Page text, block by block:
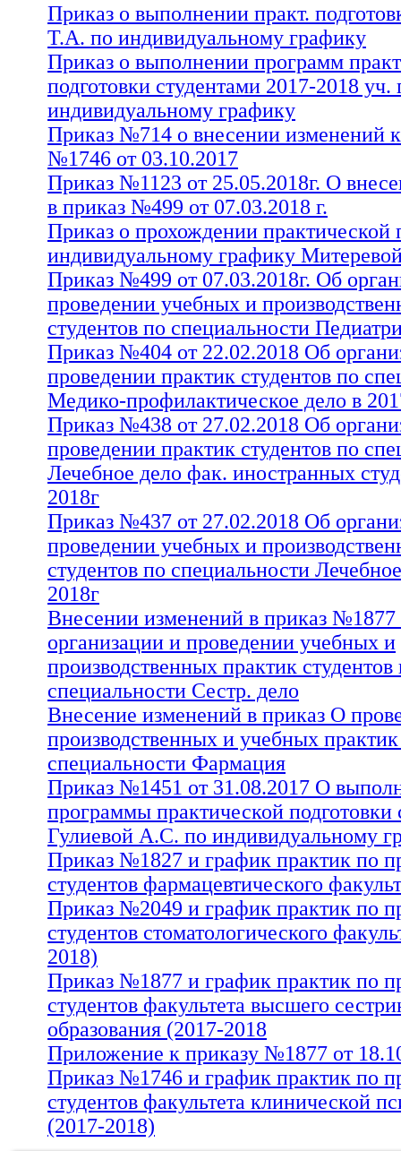
Приказ о выполнении практ.
Т.А. по индивидуальному графику
Приказ о выполнении программ
подготовки студентами 2017-2018 уч.
индивидуальному графику
Приказ №714 о внесении изменений
№1746 от 03.10.2017
Приказ №1123 от 25.05.2018г. О
в приказ №499 от 07.03.2018 г.
Приказ о прохождении практической
индивидуальному графику
Приказ №499 от 07.03.2018г. Об
проведении учебных и
студентов по специальности
Приказ №404 от 22.02.2018 Об
проведении практик студентов по
Медико-профилактическое дело в
Приказ №438 от 27.02.2018 Об
проведении практик студентов по
Лечебное дело фак. иностранных
2018г
Приказ №437 от 27.02.2018 Об
проведении учебных и
студентов по специальности
2018г
Внесении изменений в приказ
организации и проведении учебных и
производственных практик студентов
специальности Сестр. дело
Внесение изменений в приказ О
производственных и учебных
специальности Фармация
Приказ №1451 от 31.08.2017 О
программы практической подготовки
Гулиевой А.С. по индивидуальному
Приказ №1827 и график практик по
студентов фармацевтического
Приказ №2049 и график практик по
студентов стоматологического
2018)
Приказ №1877 и график практик по
студентов факультета высшего
образования (2017-2018
Приложение к приказу №1877 от
Приказ №1746 и график практик по
студентов факультета клинической
(2017-2018)
Изменения к приказу №508 от 23.03.2017
(2016-2017)
Приказ о прохождении практической
индивидуальному графику студентами в 2016-
Приказ и график практик по практике
факультета (2016-2017)
Приказ и график практик по практике
сестринского образования (2016-2017)
Приказ о прохождении практической
индивидуальному графику Джобировой С.А. в
Приказ и график практик по практике медико-
факультета (2016-2017)
Приказ и график практик по практике
(2016-2017)
Приказ и график практик по практике студентов
стоматологического факультета (2016-2017)
Приказ и график практик по практике
2017)
Изменения к приказу №31 от 13.01.2017 медико-
факультета (2016-2017)